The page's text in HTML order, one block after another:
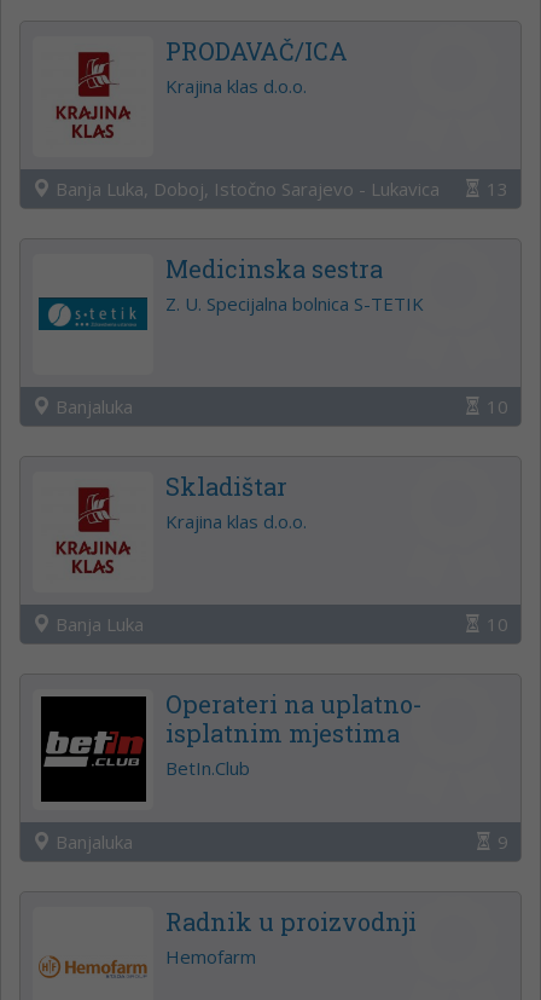
PRODAVAČ/ICA
Krajina klas d.o.o.
Banja Luka, Doboj, Istočno Sarajevo - Lukavica 13
Medicinska sestra
Z. U. Specijalna bolnica S-TETIK
Banjaluka 10
Skladištar
Krajina klas d.o.o.
Banja Luka 10
Operateri na uplatno-
isplatnim mjestima
BetIn.Club
Banjaluka 9
Radnik u proizvodnji
Hemofarm